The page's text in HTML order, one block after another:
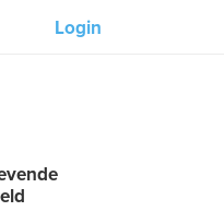
Login